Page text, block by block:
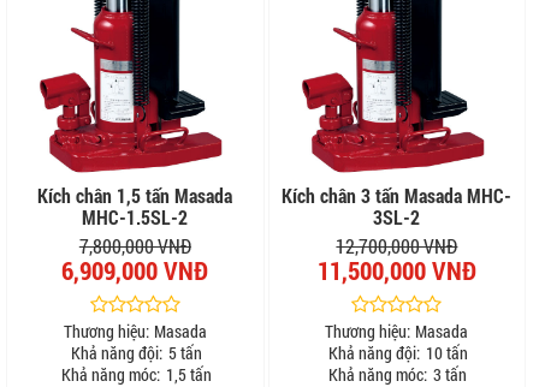
Kích chân 1,5 tấn Masada
MHC-1.5SL-2
7,800,000 VNĐ
6,909,000 VNĐ
Thương hiệu: Masada
Khả năng đội: 5 tấn
Khả năng móc: 1,5 tấn
Kích chân 3 tấn Masada MHC-
3SL-2
12,700,000 VNĐ
11,500,000 VNĐ
Thương hiệu: Masada
Khả năng đội: 10 tấn
Khả năng móc: 3 tấn